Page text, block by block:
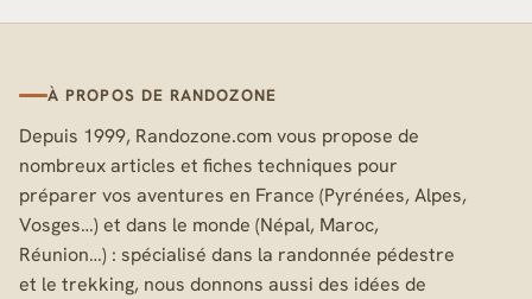
À PROPOS DE RANDOZONE
Depuis 1999, Randozone.com vous propose de
nombreux articles et fiches techniques pour
préparer vos aventures en France (Pyrénées, Alpes,
Vosges…) et dans le monde (Népal, Maroc,
Réunion…) : spécialisé dans la randonnée pédestre
et le trekking, nous donnons aussi des idées de